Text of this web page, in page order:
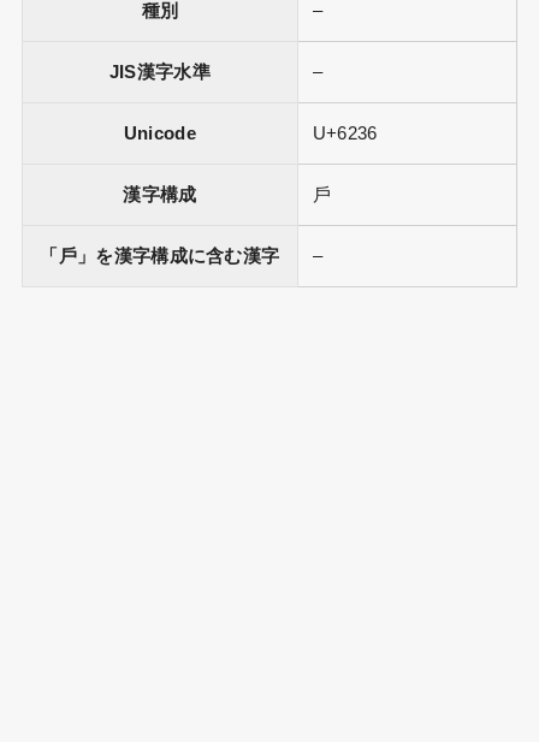
種別 –
JIS漢字水準 –
Unicode U+6236
漢字構成 戶
「戶」を漢字構成に含む漢字 –